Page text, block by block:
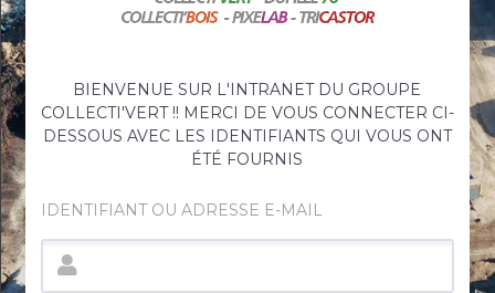
BIENVENUE SUR L'INTRANET DU GROUPE
COLLECTI'VERT !! MERCI DE VOUS CONNECTER CI-
DESSOUS AVEC LES IDENTIFIANTS QUI VOUS ONT
ÉTÉ FOURNIS
IDENTIFIANT OU ADRESSE E-MAIL